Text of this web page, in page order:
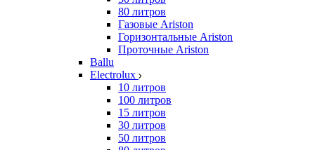
80 литров
Газовые Ariston
Горизонтальные Ariston
Проточные Ariston
Ballu
Electrolux
10 литров
100 литров
15 литров
30 литров
50 литров